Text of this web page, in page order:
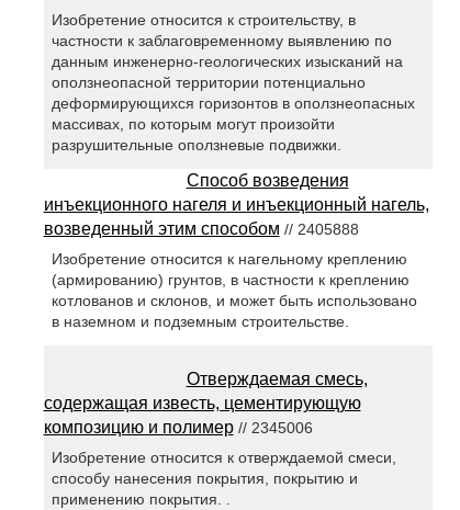
Изобретение относится к строительству, в
частности к заблаговременному выявлению по
данным инженерно-геологических изысканий на
оползнеопасной территории потенциально
деформирующихся горизонтов в оползнеопасных
массивах, по которым могут произойти
разрушительные оползневые подвижки.
Способ возведения
инъекционного нагеля и инъекционный нагель,
возведенный этим способом // 2405888
Изобретение относится к нагельному креплению
(армированию) грунтов, в частности к креплению
котлованов и склонов, и может быть использовано
в наземном и подземным строительстве.
Отверждаемая смесь,
содержащая известь, цементирующую
композицию и полимер// 2345006
Изобретение относится к отверждаемой смеси,
способу нанесения покрытия, покрытию и
применению покрытия. .